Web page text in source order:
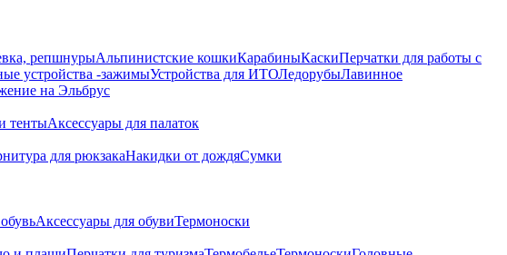
репшнурыАльпинистские кошкиКарабиныКаскиПерчатки для работы с
устройства -зажимыУстройства для ИТОЛедорубыЛавинное
на Эльбрус
тентыАксессуары для палаток
для рюкзакаНакидки от дождяСумки
Аксессуары для обувиТермоноски